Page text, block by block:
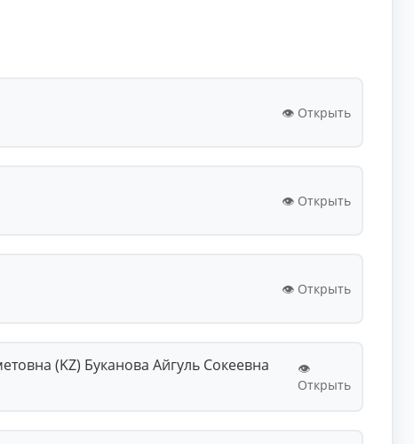
👁️ Открыть
👁️ Открыть
👁️ Открыть
(KZ) Буканова Айгуль Сокеевна
👁️
Открыть